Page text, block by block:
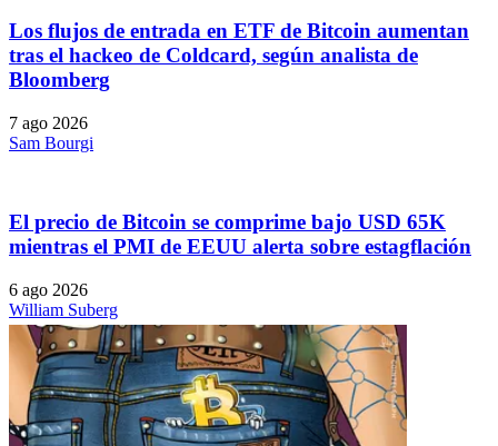
Los flujos de entrada en ETF de Bitcoin aumentan
tras el hackeo de Coldcard, según analista de
Bloomberg
7 ago 2026
Sam Bourgi
El precio de Bitcoin se comprime bajo USD 65K
mientras el PMI de EEUU alerta sobre estagflación
6 ago 2026
William Suberg